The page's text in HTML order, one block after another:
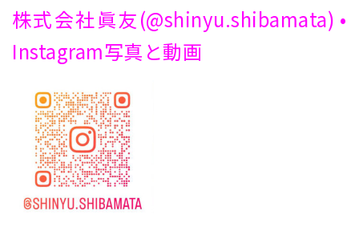
株式会社眞友(@shinyu.shibamata) •
Instagram写真と動画